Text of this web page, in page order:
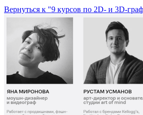
Вернуться к "9 курсов по 2D- и 3D-